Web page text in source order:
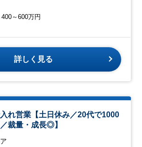
400～600万円
詳しく見る
れ営業【土日休み／20代で1000
裁量・成長◎】